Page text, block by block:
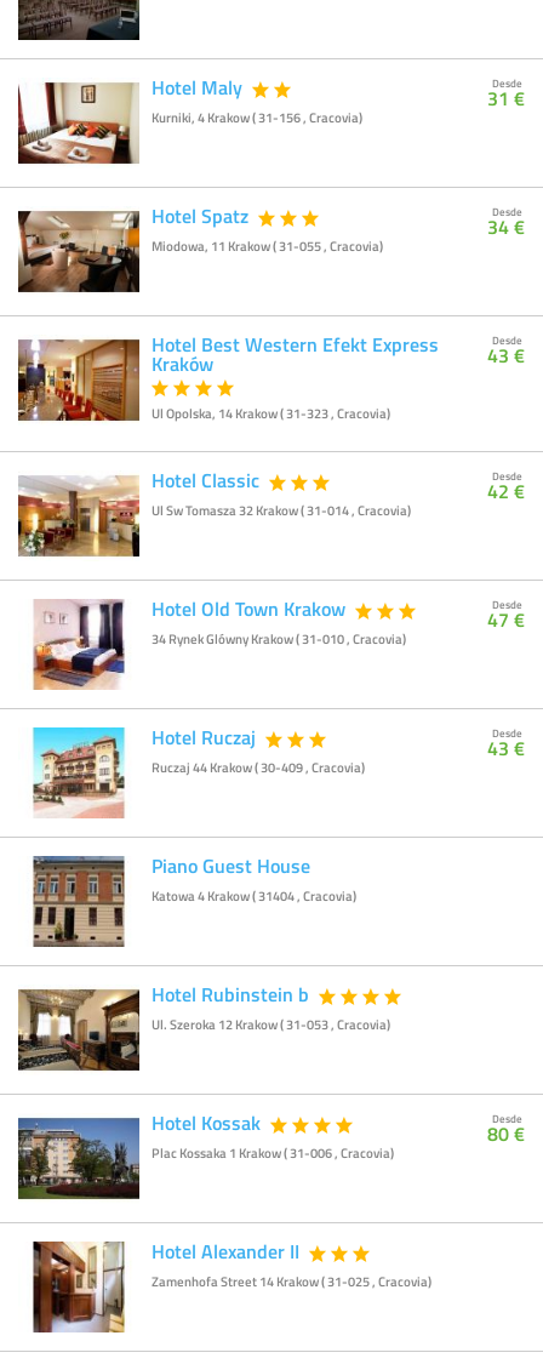
Hotel Maly
Kurniki, 4 Krakow ( 31-156 , Cracovia)
Desde
31 €
Hotel Spatz
Miodowa, 11 Krakow ( 31-055 , Cracovia)
Desde
34 €
Hotel Best Western Efekt Express
Kraków
Ul Opolska, 14 Krakow ( 31-323 , Cracovia)
Desde
43 €
Hotel Classic
Ul Sw Tomasza 32 Krakow ( 31-014 , Cracovia)
Desde
42 €
Hotel Old Town Krakow
34 Rynek Glówny Krakow ( 31-010 , Cracovia)
Desde
47 €
Hotel Ruczaj
Ruczaj 44 Krakow ( 30-409 , Cracovia)
Desde
43 €
Piano Guest House
Katowa 4 Krakow ( 31404 , Cracovia)
Hotel Rubinstein b
Ul. Szeroka 12 Krakow ( 31-053 , Cracovia)
Hotel Kossak
Plac Kossaka 1 Krakow ( 31-006 , Cracovia)
Desde
80 €
Hotel Alexander II
Zamenhofa Street 14 Krakow ( 31-025 , Cracovia)